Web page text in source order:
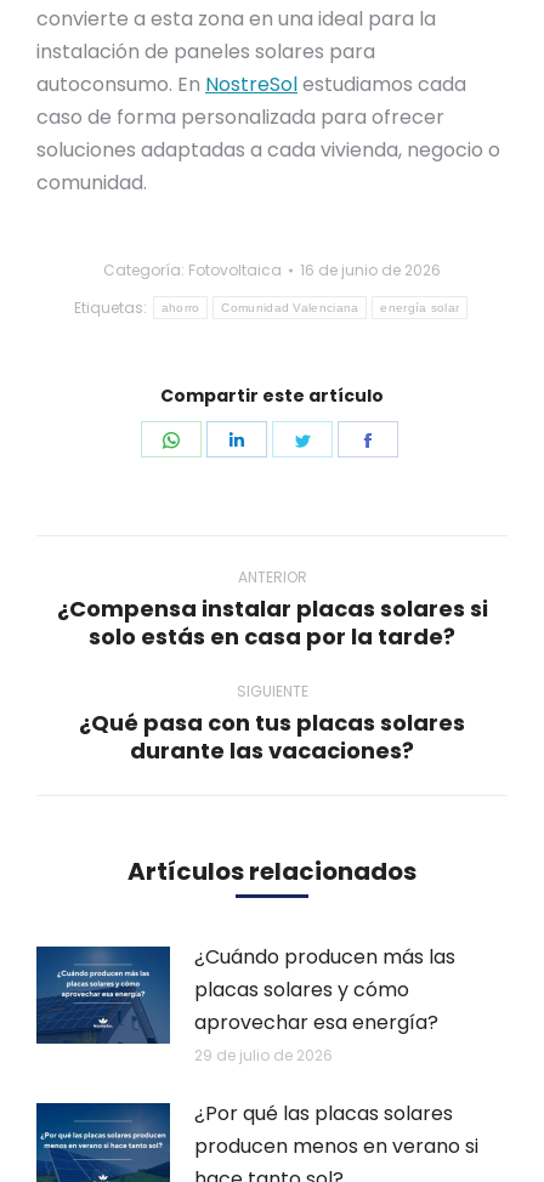
convierte a esta zona en una ideal para la
instalación de paneles solares para
autoconsumo. En NostreSolestudiamos cada
caso de forma personalizada para ofrecer
soluciones adaptadas a cada vivienda, negocio o
comunidad.
Categoría: Fotovoltaica
16 de junio de 2026
Etiquetas:
ahorro Comunidad Valenciana energía solar
Compartir este artículo
Share
Share
Share
publicaciones
ANTERIOR
Publicación
anterior:
¿Compensa instalar placas solares si
solo estás en casa por la tarde?
SIGUIENTE
Publicación
¿Qué pasa con tus placas solares
durante las vacaciones?
Artículos relacionados
¿Cuándo producen más las
placas solares y cómo
aprovechar esa energía?
29 de julio de 2026
¿Por qué las placas solares
producen menos en verano si